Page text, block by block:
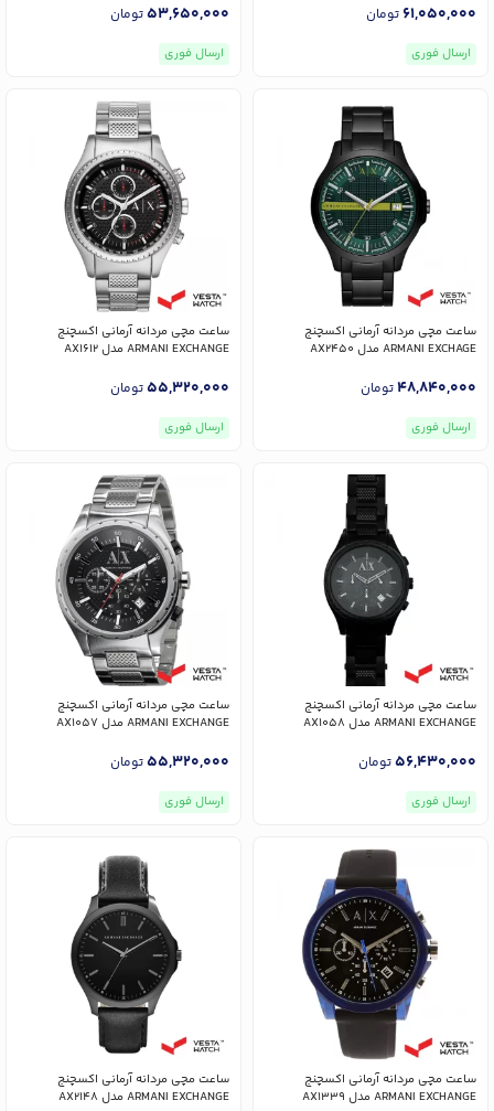
61,050,000 تومان
ارسال فوری
53,650,000تومان
ارسال فوری
ساعت مچی مردانه آرمانی اکسچنج
ARMANI EXCHAGE مدل AX2450
48,840,000تومان
ارسال فوری
ساعت مچی مردانه آرمانی اکسچنج
ARMANI EXCHANGE مدل AX1612
55,320,000تومان
ارسال فوری
ساعت مچی مردانه آرمانی اکسچنج
ARMANI EXCHANGE مدل AX1058
56,430,000تومان
ارسال فوری
ساعت مچی مردانه آرمانی اکسچنج
ARMANI EXCHANGE مدل AX1057
55,320,000تومان
ارسال فوری
ساعت مچی مردانه آرمانی اکسچنج
ARMANI EXCHANGE مدل AX1339
ساعت مچی مردانه آرمانی اکسچنج
ARMANI EXCHANGE مدل AX2148